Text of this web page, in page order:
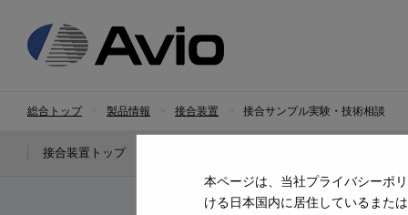
本ページは、当社プライバシーポ
ける日本国内に居住しているまた
総合トップ 製品情報 接合装置 接合サンプル実験・技術相談
接合装置トップ